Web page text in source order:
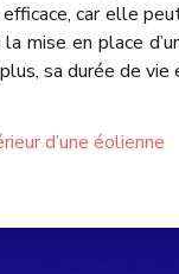
car elle
mise en place
sa durée de
d’une éolienne